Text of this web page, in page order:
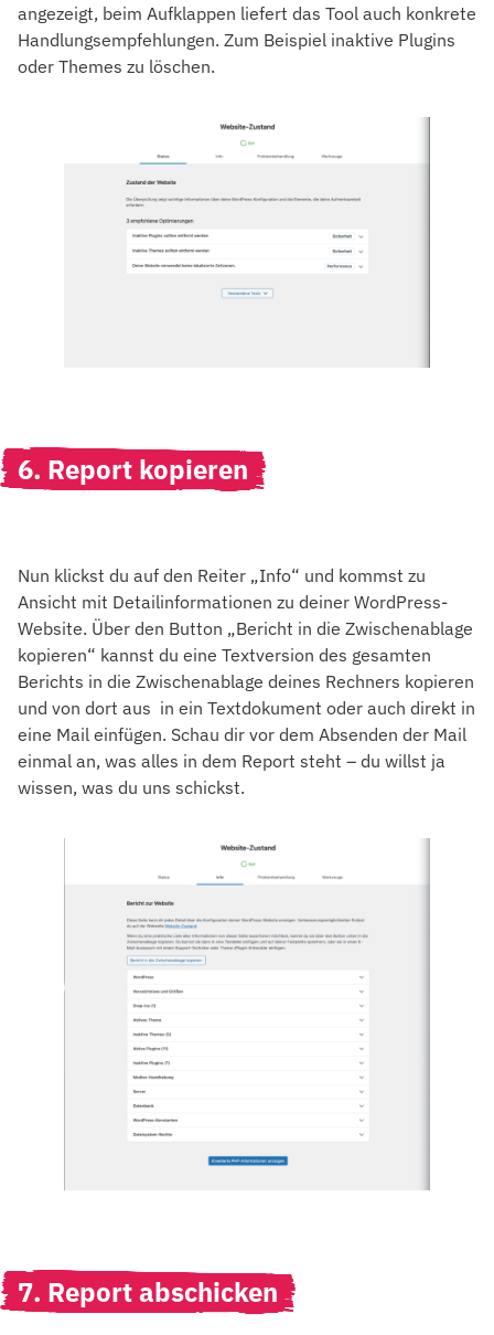
angezeigt, beim Aufklappen liefert das Tool auch konkrete
Handlungsempfehlungen. Zum Beispiel inaktive Plugins
oder Themes zu löschen.
6. Report kopieren
Nun klickst du auf den Reiter „Info“ und kommst zu
Ansicht mit Detailinformationen zu deiner WordPress-
Website. Über den Button „Bericht in die Zwischenablage
kopieren“ kannst du eine Textversion des gesamten
Berichts in die Zwischenablage deines Rechners kopieren
und von dort aus in ein Textdokument oder auch direkt in
eine Mail einfügen. Schau dir vor dem Absenden der Mail
einmal an, was alles in dem Report steht – du willst ja
wissen, was du uns schickst.
7. Report abschicken